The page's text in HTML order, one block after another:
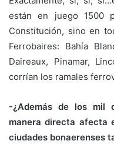
están en juego 1500
Constitución, sino en
Ferrobaires: Bahía
Daireaux, Pinamar,
corrían los ramales
-¿Además de los mil
manera directa afecta
ciudades bonaerenses